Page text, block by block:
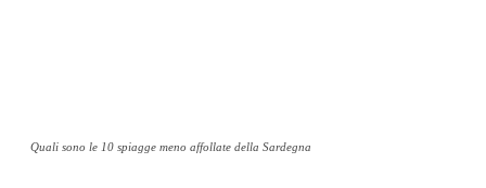
Quali sono le 10 spiagge meno affollate della Sardegna